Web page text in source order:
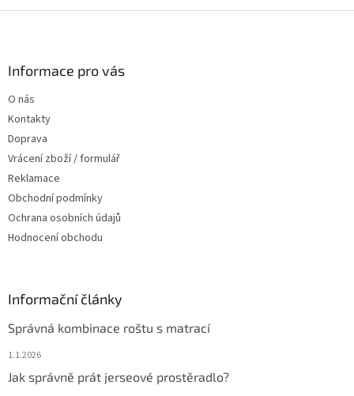
Informace pro vás
O nás
Kontakty
Doprava
Vrácení zboží / formulář
Reklamace
Obchodní podmínky
Ochrana osobních údajů
Hodnocení obchodu
Informační články
Správná kombinace roštu s matrací
1.1.2026
Jak správně prát jerseové prostěradlo?